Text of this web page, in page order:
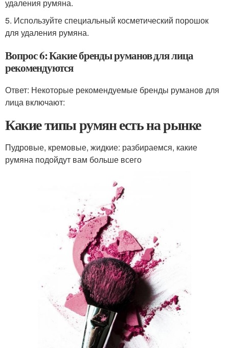
удаления румяна.
5. Используйте специальный косметический порошок
для удаления румяна.
Вопрос 6: Какие бренды руманов для лица
рекомендуются
Ответ: Некоторые рекомендуемые бренды руманов для
лица включают:
Какие типы румян есть на рынке
Пудровые, кремовые, жидкие: разбираемся, какие
румяна подойдут вам больше всего